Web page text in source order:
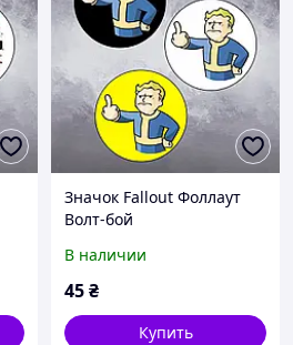
Значок Fallout Фоллаут
Волт-бой
В наличии
45₴
Купить